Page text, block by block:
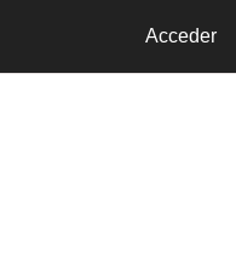
Acceder